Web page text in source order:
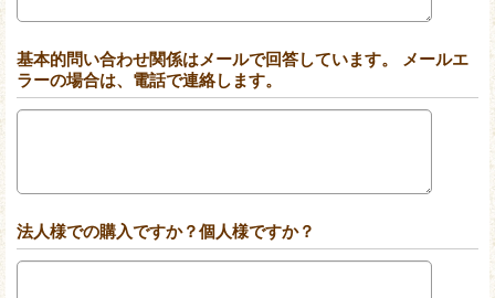
基本的問い合わせ関係はメールで回答しています。 メールエ
ラーの場合は、電話で連絡します。
法人様での購入ですか？個人様ですか？